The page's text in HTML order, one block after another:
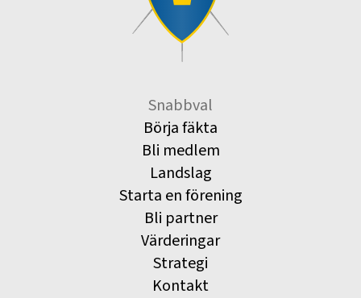
Snabbval
Börja fäkta
Bli medlem
Landslag
Starta en förening
Bli partner
Värderingar
Strategi
Kontakt